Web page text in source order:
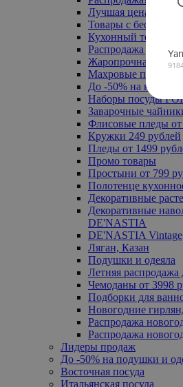
Лучшая цена
Товары с
Кухонный текстиль
Распродажа до -50%
Жаропрочная
Махровые полотенца
До -50% на ковры
Наборы посуды
Заварочные
Флисовые пледы от
Кружки 249 рублей
Пледы от 1499
Промо товары
Простыни от 799
Полотенце
Декоративные
Декоративные
DE'NASTIA
DE'NASTIA Vintage
Ляган, Казан
Подушки и одеяла
Летняя распродажа
Чемоданы от 3998
Подборки для
Новогодние
Распродажа
Распродажа
Лидеры продаж
До -50% на подушки и
Восточная посуда
Итальянская посуда